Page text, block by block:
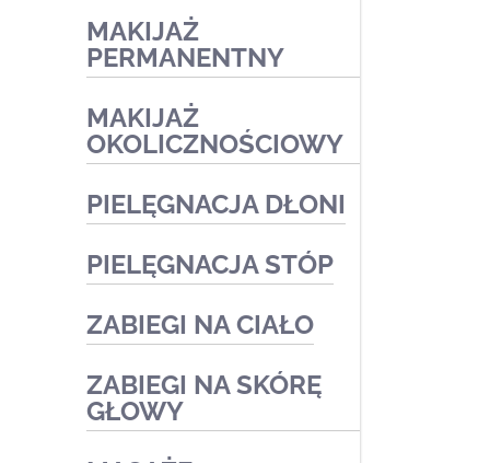
MAKIJAŻ
PERMANENTNY
MAKIJAŻ
OKOLICZNOŚCIOWY
PIELĘGNACJA DŁONI
Zabiegi medyczne
PIELĘGNACJA STÓP
Podologia
ZABIEGI NA CIAŁO
Zabiegi kosmetyczne
Zabiegi medyczne
ZABIEGI NA SKÓRĘ
GŁOWY